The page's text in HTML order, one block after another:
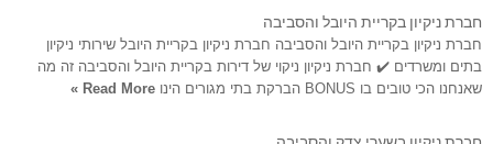
חברת ניקיון בקריית היובל והסביבה
חברת ניקיון בקריית היובל והסביבה חברת ניקיון בקריית היובל שירותי ניקיון
בתים ומשרדים ✔️ חברת ניקיון ניקוי של דירות בקריית היובל והסביבה זה מה
שאנחנו הכי טובים בו BONUS הברקת בתי מגורים הינו
Read More »